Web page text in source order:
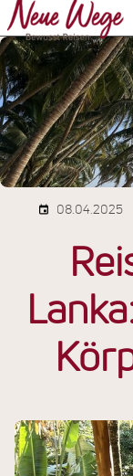
08.04.2025